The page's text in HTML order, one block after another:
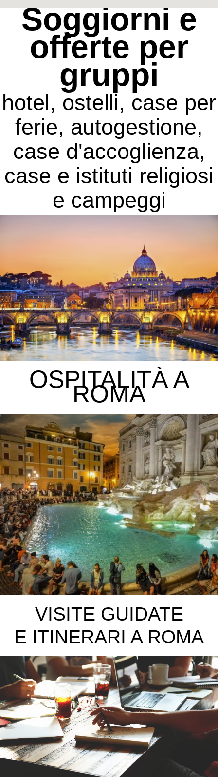
Soggiorni e
offerte per
gruppi
hotel, ostelli, case per
ferie, autogestione,
case d'accoglienza,
case e istituti religiosi
e campeggi
OSPITALITÀ A
ROMA
VISITE GUIDATE
E ITINERARI A ROMA